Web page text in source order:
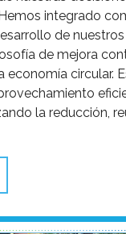
integrado
de
de mejora
economía circular.
la reducción,